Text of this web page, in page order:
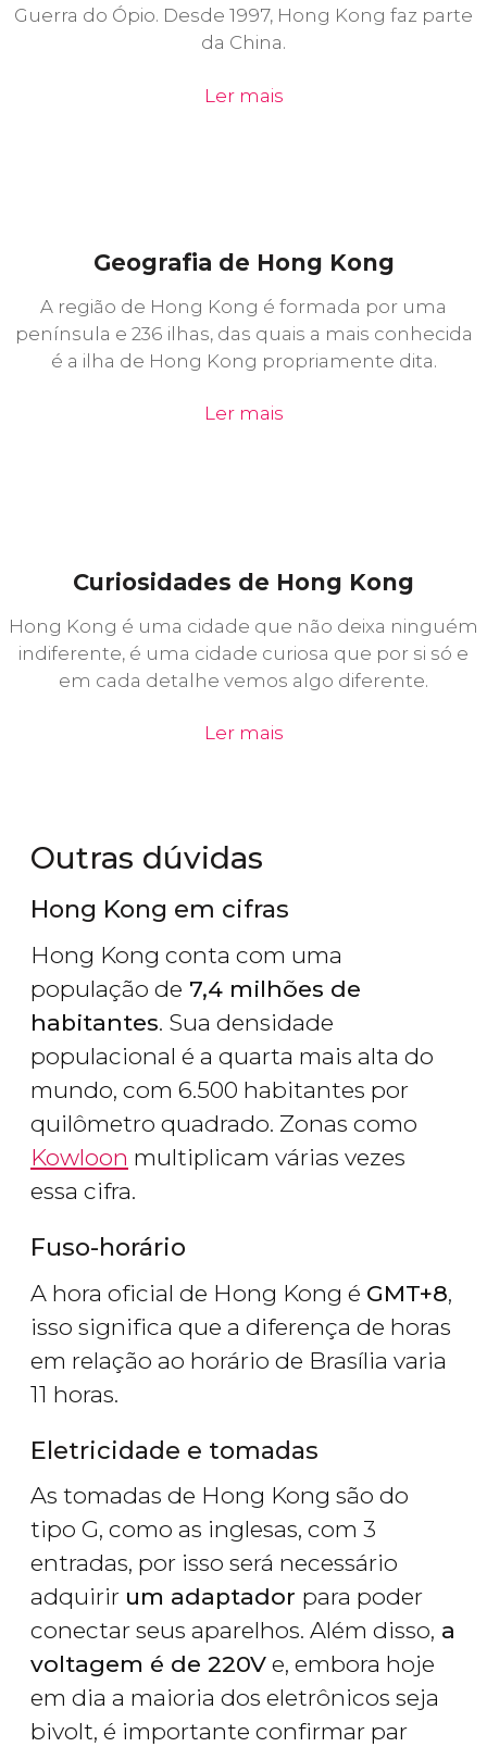
Guerra do Ópio. Desde 1997, Hong Kong faz parte
da China.
Ler mais
Geografia de Hong Kong
A região de Hong Kong é formada por uma
península e 236 ilhas, das quais a mais conhecida
é a ilha de Hong Kong propriamente dita.
Ler mais
Curiosidades de Hong Kong
Hong Kong é uma cidade que não deixa ninguém
indiferente, é uma cidade curiosa que por si só e
em cada detalhe vemos algo diferente.
Ler mais
Outras dúvidas
Hong Kong em cifras
Hong Kong conta com uma
população de 7,4 milhões de
habitantes. Sua densidade
populacional é a quarta mais alta do
mundo, com 6.500 habitantes por
quilômetro quadrado. Zonas como
Kowloon multiplicam várias vezes
essa cifra.
Fuso-horário
A hora oficial de Hong Kong é GMT+8,
isso significa que a diferença de horas
em relação ao horário de Brasília varia
11 horas.
Eletricidade e tomadas
As tomadas de Hong Kong são do
tipo G, como as inglesas, com 3
entradas, por isso será necessário
adquirir um adaptador para poder
conectar seus aparelhos. Além disso, a
voltagem é de 220V e, embora hoje
em dia a maioria dos eletrônicos seja
bivolt, é importante confirmar par